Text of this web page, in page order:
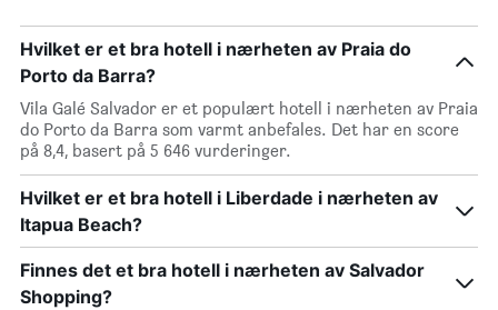
Diagrammets
1
Y-
viser
gjennomsnittsprisen
for
et
rom
Hvilket er et bra hotell i nærheten av Praia do
Porto da Barra?
Vila Galé Salvador er et populært hotell i nærheten av Praia
do Porto da Barra som varmt anbefales. Det har en score
på 8,4, basert på 5 646 vurderinger.
Hvilket er et bra hotell i Liberdade i nærheten av
Itapua Beach?
Finnes det et bra hotell i nærheten av Salvador
Shopping?